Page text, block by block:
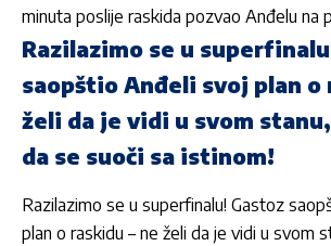
minuta poslije raskida pozvao Anđelu na
Razilazimo se u
saopštio Anđeli svoj plan o
želi da je vidi u svom
da se suoči sa istinom!
Razilazimo se u superfinalu! Gastoz
plan o raskidu – ne želi da je vidi u svom